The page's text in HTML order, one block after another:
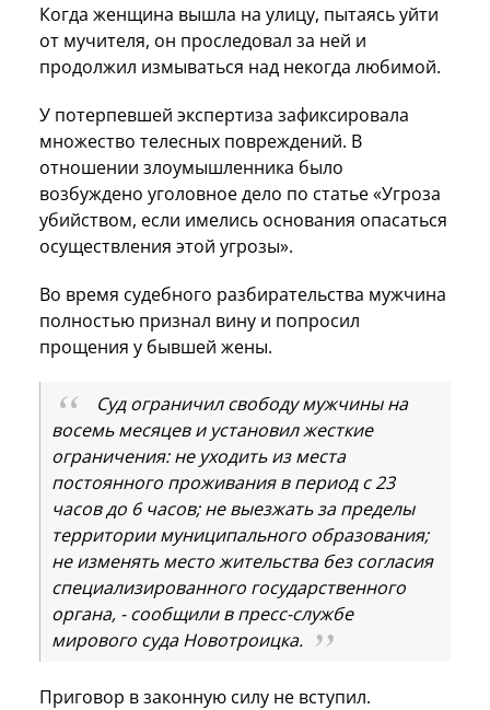
Когда женщина вышла на улицу, пытаясь уйти
от мучителя, он проследовал за ней и
продолжил измываться над некогда любимой.
У потерпевшей экспертиза зафиксировала
множество телесных повреждений. В
отношении злоумышленника было
возбуждено уголовное дело по статье «Угроза
убийством, если имелись основания опасаться
осуществления этой угрозы».
Во время судебного разбирательства мужчина
полностью признал вину и попросил
прощения у бывшей жены.
Суд ограничил свободу мужчины на
восемь месяцев и установил жесткие
ограничения: не уходить из места
постоянного проживания в период с 23
часов до 6 часов; не выезжать за пределы
территории муниципального образования;
не изменять место жительства без согласия
специализированного государственного
органа, - сообщили в пресс-службе
мирового суда Новотроицка.
Приговор в законную силу не вступил.